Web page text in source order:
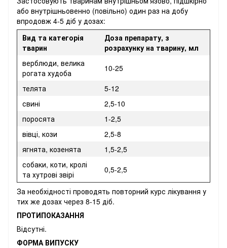
або внутрішньовенно (повільно) один раз на добу
впродовж 4-5 діб у дозах:
Вид та категорія
тварин
Доза препарату, з
розрахунку на тварину, мл
верблюди, велика
рогата худоба
10-25
телята
5-12
свині
2,5-10
поросята
1-2,5
вівці, кози
2,5-8
ягнята, козенята
1,5-2,5
собаки, коти, кролі
та хутрові звірі
0,5-2,5
За необхідності проводять повторний курс лікування у
тих же дозах через 8-15 діб.
ПРОТИПОКАЗАННЯ
Відсутні.
ФОРМА ВИПУСКУ